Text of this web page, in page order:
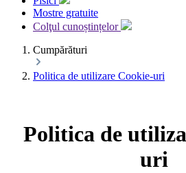
Mostre gratuite
Colţul cunoștințelor
Cumpărături
Politica de utilizare Cookie-uri
Politica de
uri